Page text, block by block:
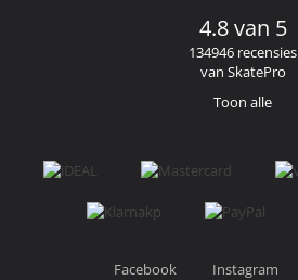
4.8 van 5
134946 recensies
van SkatePro
Toon alle
Facebook Instagram